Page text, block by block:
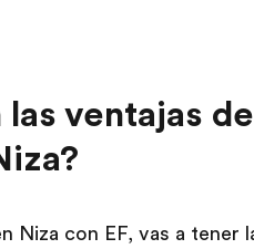
las ventajas
Niza con EF, vas a tener